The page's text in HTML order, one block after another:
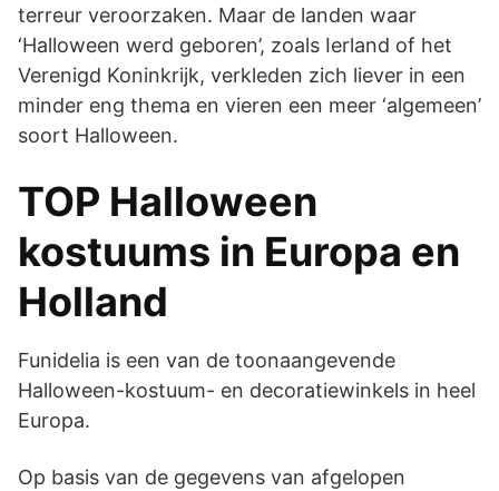
terreur veroorzaken. Maar de landen waar
‘Halloween werd geboren’, zoals Ierland of het
Verenigd Koninkrijk, verkleden zich liever in een
minder eng thema en vieren een meer ‘algemeen’
soort Halloween.
TOP Halloween
kostuums in Europa en
Holland
Funidelia is een van de toonaangevende
Halloween-kostuum- en decoratiewinkels in heel
Europa.
Op basis van de gegevens van afgelopen